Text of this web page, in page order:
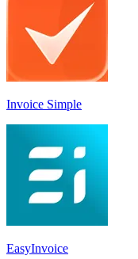
Invoice Simple
EasyInvoice